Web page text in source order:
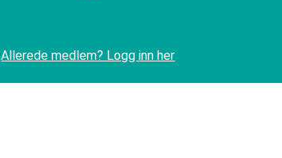
Allerede medlem? Logg inn her